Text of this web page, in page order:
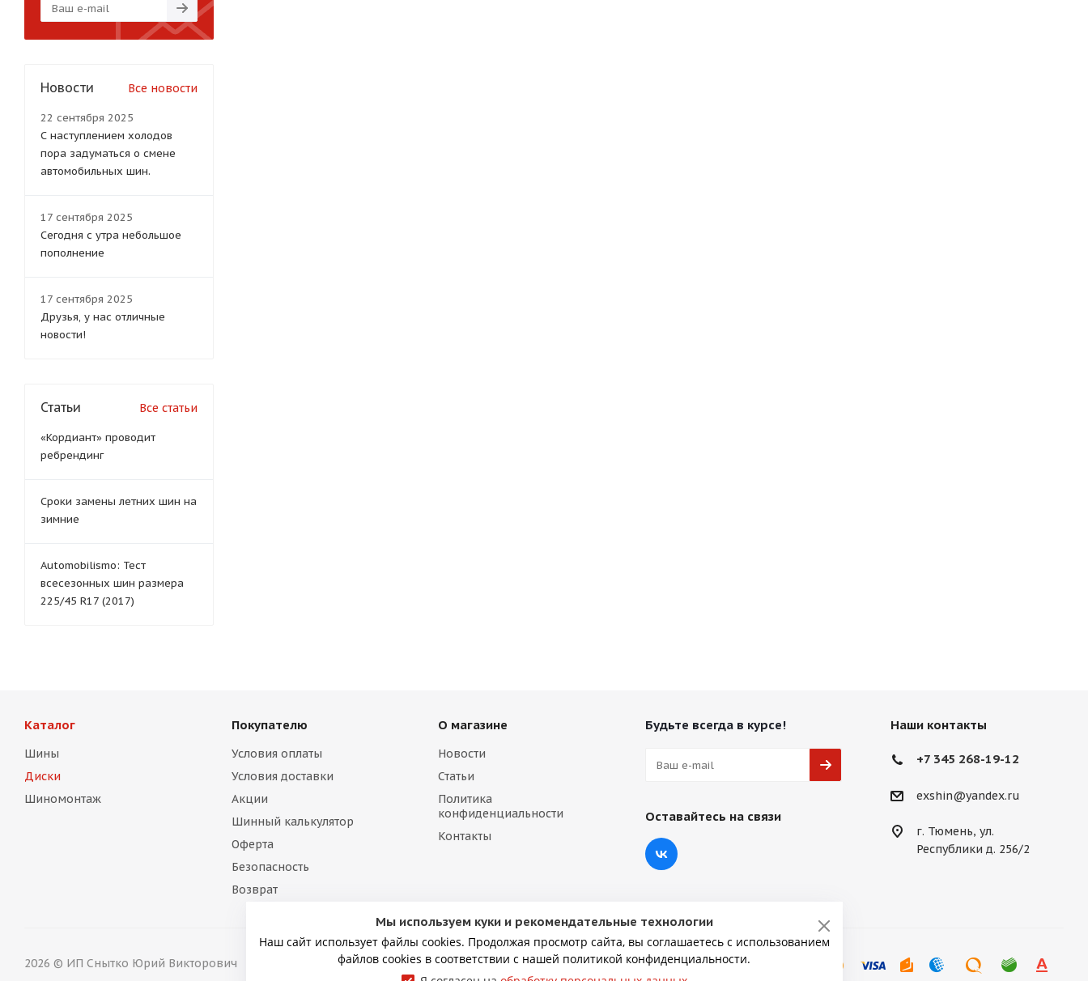
Новости Все новости
22 сентября 2025
С наступлением холодов
пора задуматься о смене
автомобильных шин.
17 сентября 2025
Сегодня с утра небольшое
пополнение
17 сентября 2025
Друзья, у нас отличные
новости!
Статьи Все статьи
«Кордиант» проводит
ребрендинг
Сроки замены летних шин на
зимние
Automobilismo: Тест
всесезонных шин размера
225/45 R17 (2017)
Каталог
Шины
Диски
Шиномонтаж
Покупателю
Условия оплаты
Условия доставки
Акции
Шинный калькулятор
Оферта
Безопасность
Возврат
О магазине
Новости
Статьи
Политика
конфиденциальности
Контакты
Будьте всегда в курсе!
Оставайтесь на связи
Наши контакты
+7 345 268-19-12
exshin@yandex.ru
г. Тюмень, ул.
Республики д. 256/2
2026 © ИП Снытко Юрий Викторович
Мы используем куки и рекомендательные технологии
Наш сайт использует файлы cookies. Продолжая просмотр сайта, вы соглашаетесь с использованием
файлов cookies в соответствии с нашей политикой конфиденциальности.